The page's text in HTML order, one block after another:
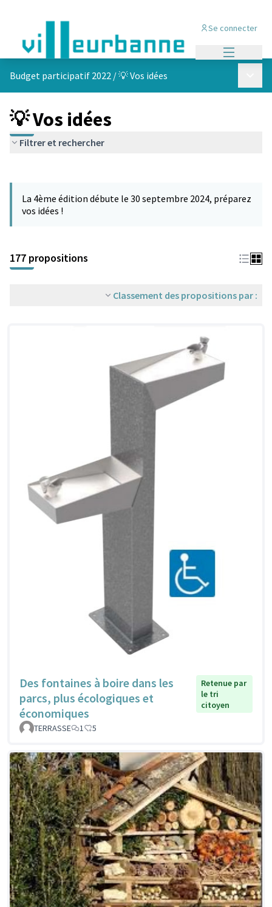
Se connecter
Budget participatif 2022 /💡 Vos idées
💡 Vos idées
Filtrer et rechercher
−
La 4ème édition débute le 30 septembre 2024, préparez
vos idées !
177 propositions
Classement des propositions par :
Des fontaines à boire dans les
parcs, plus écologiques et
économiques
Retenue par
le tri
citoyen
TERRASSE 1 5